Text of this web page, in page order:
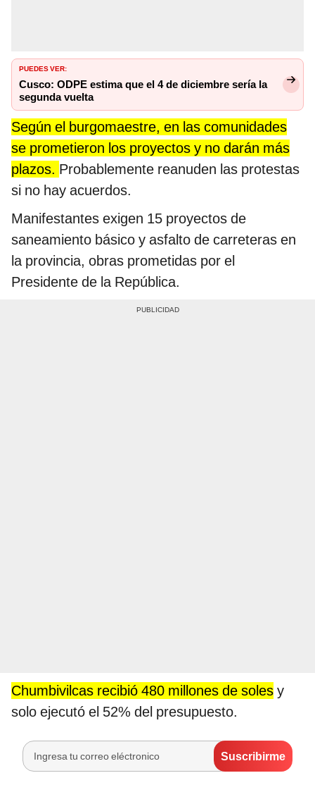
PUEDES VER:
Cusco: ODPE estima que el 4 de diciembre sería la
segunda vuelta
Según el burgomaestre, en las comunidades
se prometieron los proyectos y no darán más
plazos. Probablemente reanuden las protestas
si no hay acuerdos.
Manifestantes exigen 15 proyectos de
saneamiento básico y asfalto de carreteras en
la provincia, obras prometidas por el
Presidente de la República.
Chumbivilcas recibió 480 millones de soles y
solo ejecutó el 52% del presupuesto.